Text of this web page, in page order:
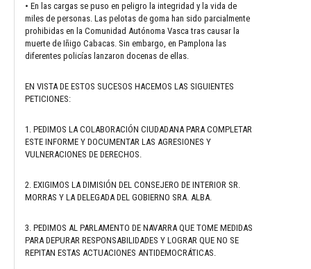
• En las cargas se puso en peligro la integridad y la vida de
miles de personas. Las pelotas de goma han sido parcialmente
prohibidas en la Comunidad Autónoma Vasca tras causar la
muerte de Iñigo Cabacas. Sin embargo, en Pamplona las
diferentes policías lanzaron docenas de ellas.
EN VISTA DE ESTOS SUCESOS HACEMOS LAS SIGUIENTES
PETICIONES:
1. PEDIMOS LA COLABORACIÓN CIUDADANA PARA COMPLETAR
ESTE INFORME Y DOCUMENTAR LAS AGRESIONES Y
VULNERACIONES DE DERECHOS.
2. EXIGIMOS LA DIMISIÓN DEL CONSEJERO DE INTERIOR SR.
MORRAS Y LA DELEGADA DEL GOBIERNO SRA. ALBA.
3. PEDIMOS AL PARLAMENTO DE NAVARRA QUE TOME MEDIDAS
PARA DEPURAR RESPONSABILIDADES Y LOGRAR QUE NO SE
REPITAN ESTAS ACTUACIONES ANTIDEMOCRÁTICAS.